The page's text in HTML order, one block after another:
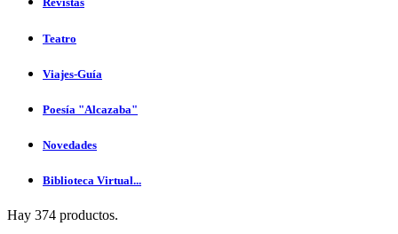
Teatro
Viajes-Guía
Poesía "Alcazaba"
Novedades
Biblioteca Virtual...
Hay 374 productos.